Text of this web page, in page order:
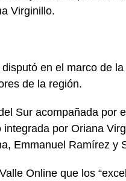
Virginillo.
en el marco de
de la región.
Sur acompañada por
por Oriana
Emmanuel Ramírez y
Online que los